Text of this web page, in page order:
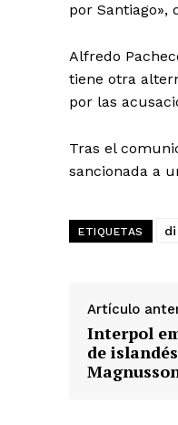
por Santiago»,
Alfredo
tiene otra
por las
Tras el
sancionada a
ETIQUETAS
Artículo
Interpol
de